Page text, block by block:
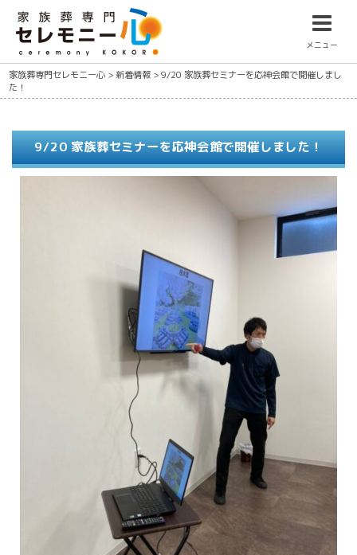
メニュー
家族葬専門セレモニー心 >新着情報 >9/20 家族葬セミナーを応神会館で開催しまし
た！
9/20 家族葬セミナーを応神会館で開催しました！